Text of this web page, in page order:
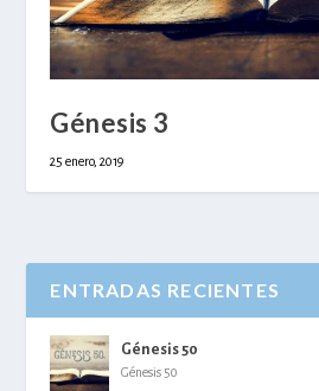
Génesis 3
25 enero, 2019
ENTRADAS RECIENTES
Génesis 50
Génesis 50